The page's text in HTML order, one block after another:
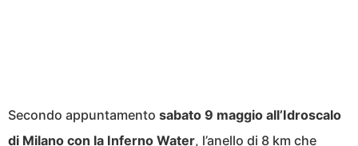
Secondo appuntamento sabato 9 maggio all’Idroscalo
di Milano con la Inferno Water, l’anello di 8 km che